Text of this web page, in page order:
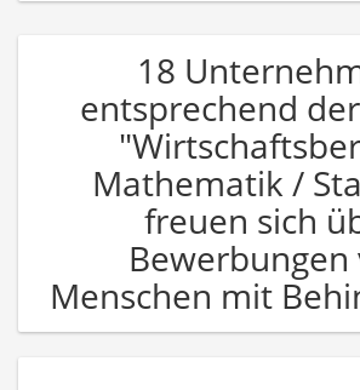
18
entsprechend
Mathematik /
freuen sich
Bewerbungen
Menschen mit